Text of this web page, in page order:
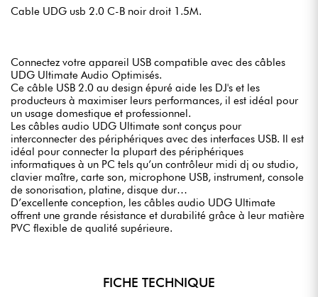
Cable UDG usb 2.0 C-B noir droit 1.5M.
Connectez votre appareil USB compatible avec des câbles
UDG Ultimate Audio Optimisés.
Ce câble USB 2.0 au design épuré aide les DJ's et les
producteurs à maximiser leurs performances, il est idéal pour
un usage domestique et professionnel.
Les câbles audio UDG Ultimate sont conçus pour
interconnecter des périphériques avec des interfaces USB. Il est
idéal pour connecter la plupart des périphériques
informatiques à un PC tels qu’un contrôleur midi dj ou studio,
clavier maître, carte son, microphone USB, instrument, console
de sonorisation, platine, disque dur…
D’excellente conception, les câbles audio UDG Ultimate
offrent une grande résistance et durabilité grâce à leur matière
PVC flexible de qualité supérieure.
FICHE TECHNIQUE